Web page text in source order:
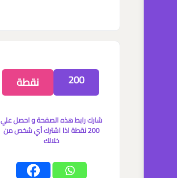
200 نقطة
شارك رابط هذه الصفحة و احصل علي
200 نقطة اذا اشترك أي شخص من
خلالك